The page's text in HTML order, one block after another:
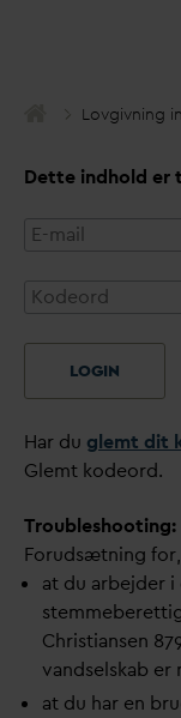
Lovgivning
Dette indhold
LOGIN
Har du glemt dit
Glemt kodeord.
Troubleshooting:
Forudsætning
at du arbejder i
Christiansen
vandselskab er
at du har en